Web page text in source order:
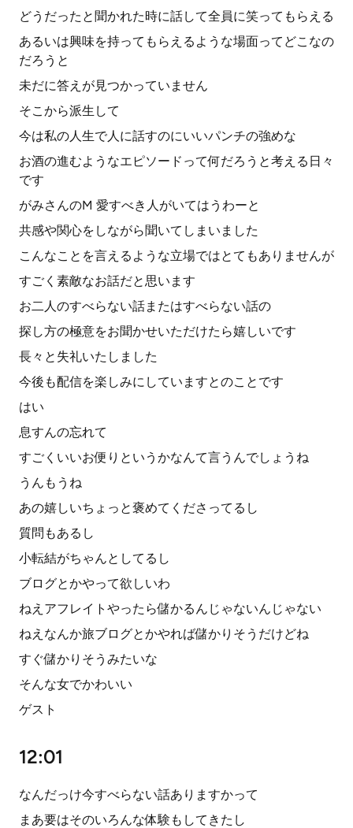
どうだったと聞かれた時に話して全員に笑ってもらえる
あるいは興味を持ってもらえるような場面ってどこなの
だろうと
未だに答えが見つかっていません
そこから派生して
今は私の人生で人に話すのにいいパンチの強めな
お酒の進むようなエピソードって何だろうと考える日々
です
がみさんのM 愛すべき人がいてはうわーと
共感や関心をしながら聞いてしまいました
こんなことを言えるような立場ではとてもありませんが
すごく素敵なお話だと思います
お二人のすべらない話またはすべらない話の
探し方の極意をお聞かせいただけたら嬉しいです
長々と失礼いたしました
今後も配信を楽しみにしていますとのことです
はい
息すんの忘れて
すごくいいお便りというかなんて言うんでしょうね
うんもうね
あの嬉しいちょっと褒めてくださってるし
質問もあるし
小転結がちゃんとしてるし
ブログとかやって欲しいわ
ねえアフレイトやったら儲かるんじゃないんじゃない
ねえなんか旅ブログとかやれば儲かりそうだけどね
すぐ儲かりそうみたいな
そんな女でかわいい
ゲスト
12:01
なんだっけ今すべらない話ありますかって
まあ要はそのいろんな体験もしてきたし